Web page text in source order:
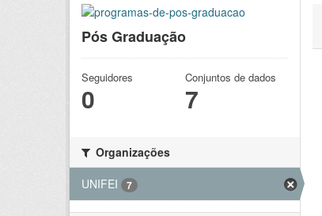
Pós Graduação
Seguidores
0
Conjuntos de dados
7
Organizações
UNIFEI
7